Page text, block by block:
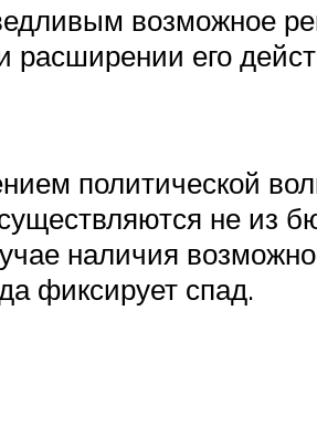
возможное
его
политической
не из
наличия
фиксирует спад.